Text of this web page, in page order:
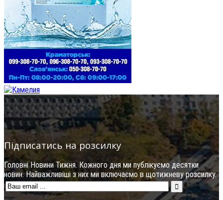
Підписатись на розсилку
Головні Новини Тижня. Кожного дня ми публікуємо десятки
новин. Найважливіші з них ми включаємо в щотижневу розсилку.